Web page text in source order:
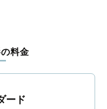
料金
ード